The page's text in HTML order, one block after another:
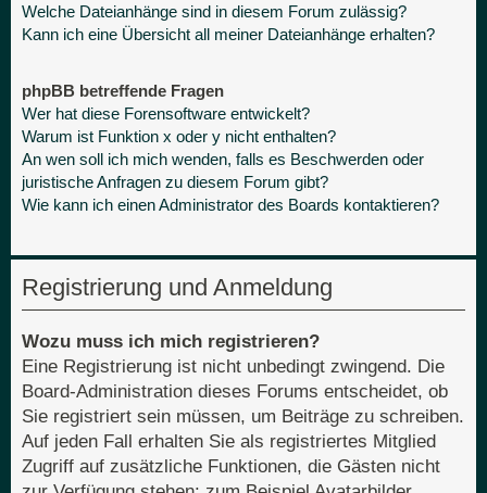
Welche Dateianhänge sind in diesem Forum zulässig?
Kann ich eine Übersicht all meiner Dateianhänge erhalten?
phpBB betreffende Fragen
Wer hat diese Forensoftware entwickelt?
Warum ist Funktion x oder y nicht enthalten?
An wen soll ich mich wenden, falls es Beschwerden oder
juristische Anfragen zu diesem Forum gibt?
Wie kann ich einen Administrator des Boards kontaktieren?
Registrierung und Anmeldung
Wozu muss ich mich registrieren?
Eine Registrierung ist nicht unbedingt zwingend. Die
Board-Administration dieses Forums entscheidet, ob
Sie registriert sein müssen, um Beiträge zu schreiben.
Auf jeden Fall erhalten Sie als registriertes Mitglied
Zugriff auf zusätzliche Funktionen, die Gästen nicht